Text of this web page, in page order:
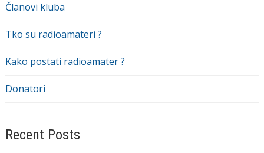
Članovi kluba
Tko su radioamateri ?
Kako postati radioamater ?
Donatori
Recent Posts